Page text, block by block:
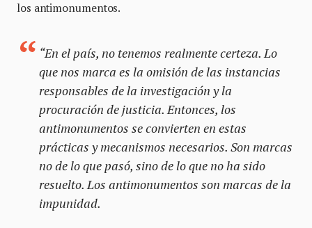
los antimonumentos.
“En el país, no tenemos realmente certeza. Lo
que nos marca es la omisión de las instancias
responsables de la investigación y la
procuración de justicia. Entonces, los
antimonumentos se convierten en estas
prácticas y mecanismos necesarios. Son marcas
no de lo que pasó, sino de lo que no ha sido
resuelto. Los antimonumentos son marcas de la
impunidad.